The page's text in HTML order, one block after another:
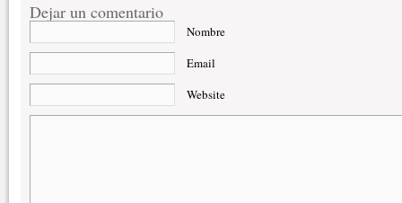
Dejar un comentario
Nombre
Email
Website